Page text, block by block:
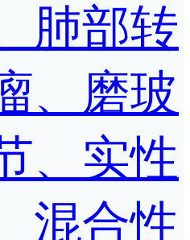
肺部转
、磨玻
、实性
混合性